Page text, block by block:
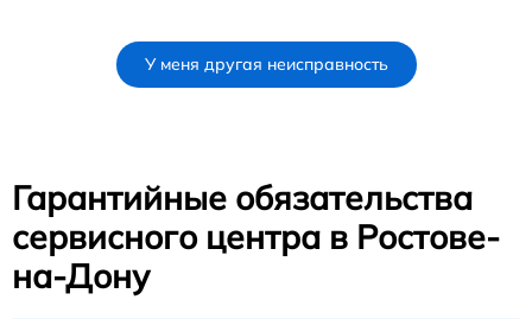
У меня другая неисправность
Гарантийные обязательства
сервисного центра в Ростове-
на-Дону